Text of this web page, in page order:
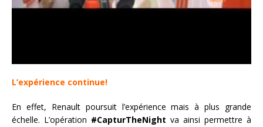
L’expérience continue!
En effet, Renault poursuit l’expérience mais à plus grande
échelle. L’opération #CapturTheNight va ainsi permettre à